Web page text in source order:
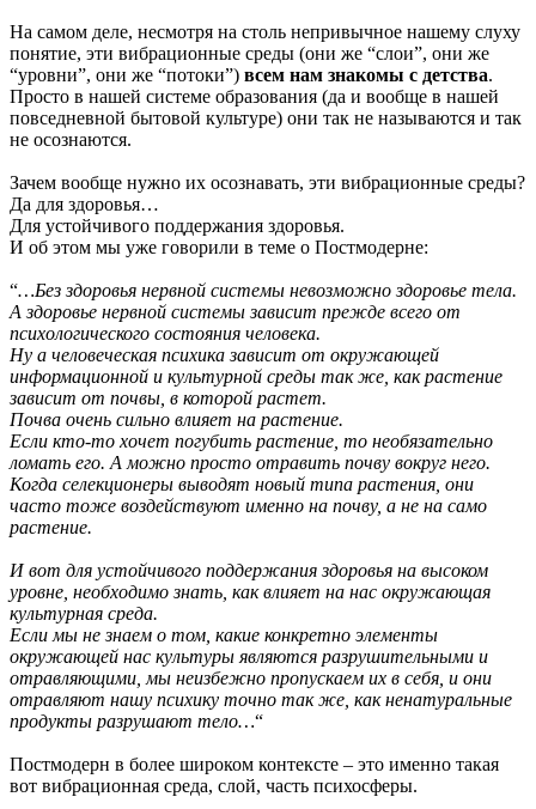
На самом деле, несмотря на столь непривычное нашему слуху
понятие, эти вибрационные среды (они же “слои”, они же
“уровни”, они же “потоки”) всем нам знакомы с детства.
Просто в нашей системе образования (да и вообще в нашей
повседневной бытовой культуре) они так не называются и так
не осознаются.
Зачем вообще нужно их осознавать, эти вибрационные среды?
Да для здоровья…
Для устойчивого поддержания здоровья.
И об этом мы уже говорили в теме о Постмодерне:
“…Без здоровья нервной системы невозможно здоровье тела.
А здоровье нервной системы зависит прежде всего от
психологического состояния человека.
Ну а человеческая психика зависит от окружающей
информационной и культурной среды так же, как растение
зависит от почвы, в которой растет.
Почва очень сильно влияет на растение.
Если кто-то хочет погубить растение, то необязательно
ломать его. А можно просто отравить почву вокруг него.
Когда селекционеры выводят новый типа растения, они
часто тоже воздействуют именно на почву, а не на само
растение.
И вот для устойчивого поддержания здоровья на высоком
уровне, необходимо знать, как влияет на нас окружающая
культурная среда.
Если мы не знаем о том, какие конкретно элементы
окружающей нас культуры являются разрушительными и
отравляющими, мы неизбежно пропускаем их в себя, и они
отравляют нашу психику точно так же, как ненатуральные
продукты разрушают тело…“
Постмодерн в более широком контексте – это именно такая
вот вибрационная среда, слой, часть психосферы.